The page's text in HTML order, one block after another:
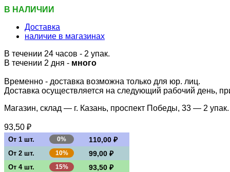
В НАЛИЧИИ
Доставка
наличие в магазинах
В течении 24 часов - 2 упак.
В течении 2 дня - много
Временно - доставка возможна только для юр. лиц.
Доставка осуществляется на следующий рабочий день,
Магазин, склад — г. Казань, проспект Победы, 33 — 2 упак.
93,50 ₽
От 1 шт. 0% 110,00 ₽
От 2 шт. 10% 99,00 ₽
От 4 шт. 15% 93,50 ₽